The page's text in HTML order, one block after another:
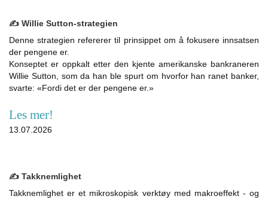
✍️ Willie Sutton-strategien
Denne strategien refererer til prinsippet om å fokusere innsatsen
der pengene er.
Konseptet er oppkalt etter den kjente amerikanske bankraneren
Willie Sutton, som da han ble spurt om hvorfor han ranet banker,
svarte: «Fordi det er der pengene er.»
Les mer!
13.07.2026
✍️ Takknemlighet
Takknemlighet er et mikroskopisk verktøy med makroeffekt - og